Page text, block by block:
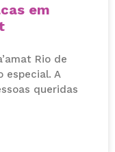
em
Rio de
especial. A
queridas